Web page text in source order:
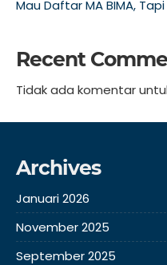
Mau Daftar MA BIMA,
Recent
Tidak ada komentar
Archives
Januari 2026
November 2025
September 2025